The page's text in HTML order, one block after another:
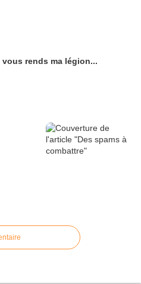
rends ma légion...